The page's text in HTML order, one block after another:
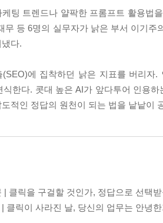
케팅 트렌드나 얄팍한 프롬프트 활용법
무 등 6명의 실무자가 낡은 부서 이기
다.
(SEO)에 집착하던 낡은 지표를 버리
식한다. 콧대 높은 AI가 앞다투어 인용
적인 정답의 원천이 되는 법을 낱낱이
| 클릭을 구걸할 것인가, 정답으로 선택
| 클릭이 사라진 날, 당신의 업무는 안녕